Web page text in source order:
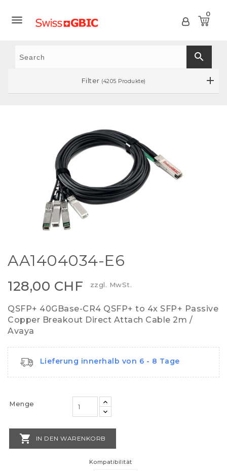
 0
search
Filter (4205 Produkte)
AA1404034-E6
128,00 CHF zzgl. MwSt.
QSFP+ 40GBase-CR4 QSFP+ to 4x SFP+ Passive
Copper Breakout Direct Attach Cable 2m /
Avaya
Lieferung innerhalb von 6 - 8 Tage
Menge
 IN DEN WARENKORB
Kompatibilität